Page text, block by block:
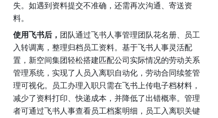
失。如遇到资料提交不准确，还需再次沟通、寄送资
料。
使用飞书后， 团队通过飞书人事管理团队花名册、员工
入转调离，整理归档员工资料。基于飞书人事灵活配
置，新空间集团轻松搭建匹配公司实际情况的劳动关系
管理系统，实现了人员入离职自动化，劳动合同续签管
理可视化。员工办理入职只需在飞书上传电子档材料，
减少了资料打印、快递成本，并降低了出错概率。管理
者可通过飞书人事查看员工档案明细，员工入离职关键